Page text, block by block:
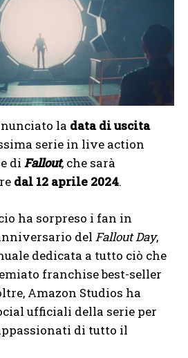
la data di uscita
serie in live action
di Fallout, che sarà
dal 12 aprile 2024.
ha sorpreso i fan in
del Fallout Day,
dedicata a tutto ciò che
franchise best-seller
Amazon Studios ha
ufficiali della serie per
di tutto il